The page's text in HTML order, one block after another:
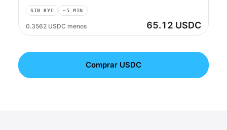
SIN KYC ~5 MIN
0.3562 USDC menos 65.12 USDC
Comprar USDC